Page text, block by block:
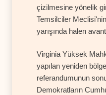
çizilmesine yönelik
Temsilciler
yarışında halen
Virginia Yüksek
yapılan yeniden
referandumunun
Demokratların